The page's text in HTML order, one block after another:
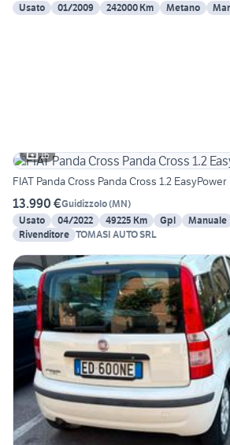
Usato
01/2009 242000 Km Metano
16
FIAT Panda Cross Panda Cross 1.2 EasyPower
13.990 €Guidizzolo(MN)
Usato
04/2022 49225 Km Gpl Manuale
Rivenditore TOMASI AUTO SRL